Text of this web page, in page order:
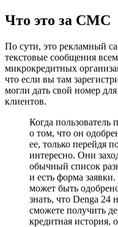
Что это за СМС
По сути, это рекламный
текстовые сообщения
микрокредитных
что если вы там
могли дать свой номер
клиентов.
Когда пользователь
о том, что он
ее, только перейдя
интересно. Они
обычный список
и есть форма
может быть
знать, что Denga 24
сможете получить
кредитная история,